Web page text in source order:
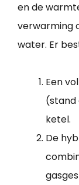
en de
verwarming
water. Er
Een
(stand
ketel.
De